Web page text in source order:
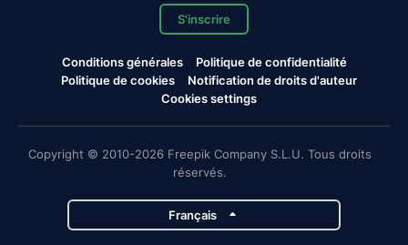
S'inscrire
Conditions générales
Politique de confidentialité
Politique de cookies
Notification de droits d'auteur
Cookies settings
Copyright © 2010-2026 Freepik Company S.L.U. Tous droits
réservés.
Français